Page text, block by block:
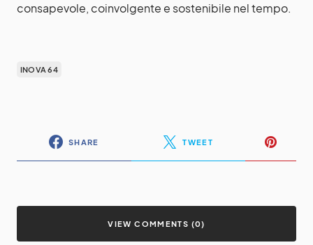
consapevole, coinvolgente e sostenibile nel tempo.
INOVA 64
SHARE TWEET
VIEW COMMENTS (0)